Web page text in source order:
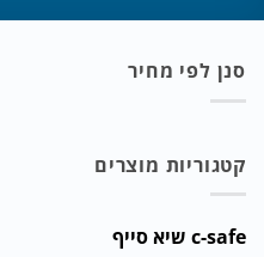
סנן לפי מחיר
קטגוריות מוצרים
c-safe שיא סייף